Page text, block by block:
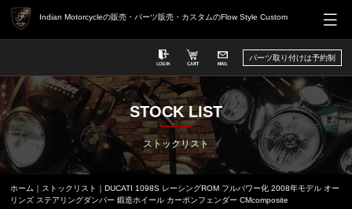
Indian Motorcycleの販売・パーツ販売・カスタムのFlow Style Custom
パーツ取り付けは予約制
STOCK LIST
ストックリスト
ホーム ｜ ストックリスト ｜DUCATI 1098S レーシングROM フルパワー化 2008年モデル オー
リンズ ステアリングダンパー 鍛造ホイール カーボンフェンダー CMcomposite